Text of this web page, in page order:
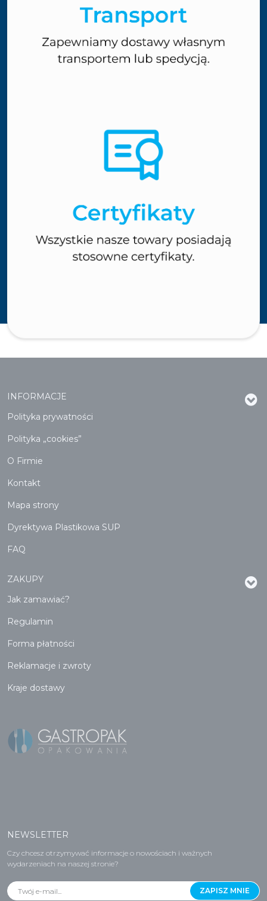
INFORMACJE
Polityka prywatności
Polityka „cookies”
O Firmie
Kontakt
Mapa strony
Dyrektywa Plastikowa SUP
FAQ
ZAKUPY
Jak zamawiać?
Regulamin
Forma płatności
Reklamacje i zwroty
Kraje dostawy
NEWSLETTER
Czy chcesz otrzymywać informacje o nowościach i ważnych
wydarzeniach na naszej stronie?